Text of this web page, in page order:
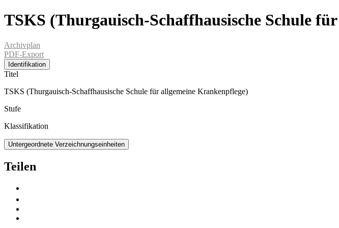
TSKS (Thurgauisch-Schaffhausische Schule
Archivplan
PDF-Export
Identifikation
Titel
TSKS (Thurgauisch-Schaffhausische Schule für allgemeine Krankenpflege)
Stufe
Klassifikation
Untergeordnete Verzeichnungseinheiten
Teilen